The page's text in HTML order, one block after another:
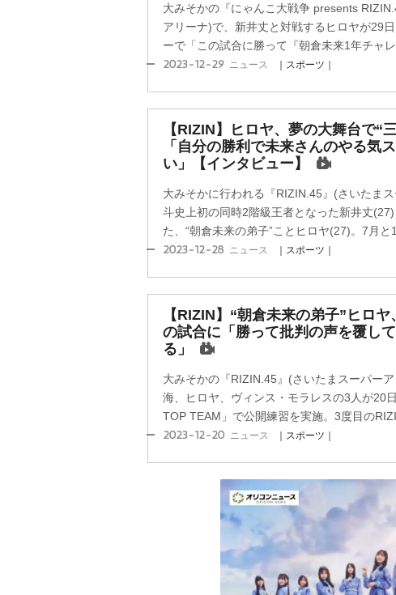
大みそかの『にゃんこ大戦争 presents
アリーナ)で、新井丈と対戦するヒロヤが29
ーで「この試合に勝って『朝倉未来1年チャレ
2023-12-29 ニュース ｜スポーツ｜
【RIZIN】ヒロヤ、夢の大舞台で“
「自分の勝利で未来さんのやる気
い」【インタビュー】
大みそかに行われる『RIZIN.45』(さいたま
斗史上初の同時2階級王者となった新井丈
た、“朝倉未来の弟子”ことヒロヤ(27)。7月と
2023-12-28 ニュース ｜スポーツ｜
【RIZIN】“朝倉未来の弟子”ヒロ
の試合に「勝って批判の声を覆し
る」
大みそかの『RIZIN.45』(さいたまスーパー
海、ヒロヤ、ヴィンス・モラレスの3人が20
TOP TEAM」で公開練習を実施。3度目の
2023-12-20 ニュース ｜スポーツ｜